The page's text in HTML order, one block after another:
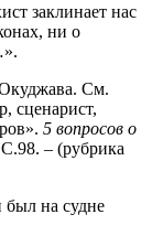
заклинает нас
ни о
См.
сценарист,
5 вопросов о
– (рубрика
на судне